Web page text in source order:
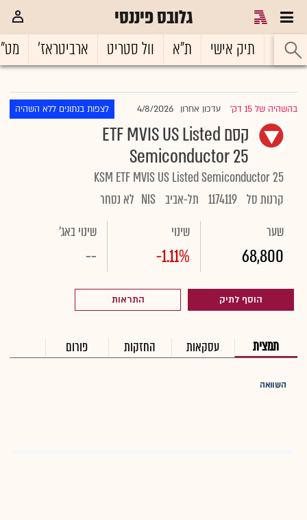
גלובס פיננסי
ראשי תיק אישי ת"א וול סטריט ארביטראז'
בהשהיה של 15 דק' |עדכון אחרון 4/8/2026 לצפות בנתונים ללא השהיה
קסם ETF MVIS US Listed
Semiconductor 25
KSM ETF MVIS US Listed Semiconductor 25
קרנות סל 1174119 תל-אביב NIS לא נסחר
שער
68,800
שינוי
-1.11%
שינוי באג'
--
הוסף לתיק התראות
תמצית עסקאות החזקות פורום
השוואה